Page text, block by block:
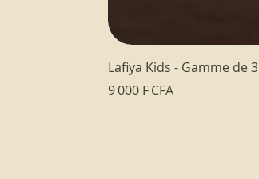
Lafiya Kids - Gamme de 3
Prix
9 000 F CFA